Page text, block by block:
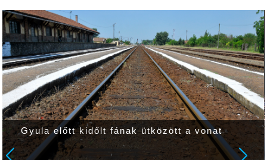
Gyula előtt kidőlt fának ütközött a vonat